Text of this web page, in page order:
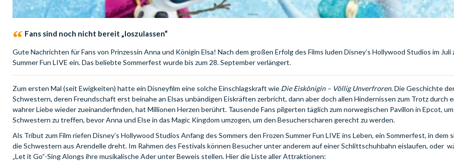
Fans sind noch nicht bereit „loszulassen“
Gute Nachrichten für Fans von Prinzessin Anna und Königin Elsa! Nach dem großen Erfolg des Films luden Disney’s Hollywood Studios im Juli
Summer Fun LIVE ein. Das beliebte Sommerfest wurde bis zum 28. September verlängert.
Zum ersten Mal (seit Ewigkeiten) hatte ein Disneyfilm eine solche Einschlagskraft wie Die Eiskönigin – Völlig Unverfroren. Die Geschichte
Schwestern, deren Freundschaft erst beinahe an Elsas unbändigen Eiskräften zerbricht, dann aber doch allen Hindernissen zum Trotz durch
wahrer Liebe wieder zueinanderfinden, hat Millionen Herzen berührt. Tausende Fans pilgerten täglich zum norwegischen Pavillon in Epcot,
Schwestern zu treffen, bevor Anna und Else in das Magic Kingdom umzogen, um den Besucherscharen gerecht zu werden.
Als Tribut zum Film riefen Disney’s Hollywood Studios Anfang des Sommers den Frozen Summer Fun LIVE ins Leben, ein Sommerfest, in dem
die Schwestern aus Arendelle dreht. Im Rahmen des Festivals können Besucher unter anderem auf einer Schlittschuhbahn eislaufen, oder
„Let it Go“-Sing Alongs ihre musikalische Ader unter Beweis stellen. Hier die Liste aller Attraktionen: